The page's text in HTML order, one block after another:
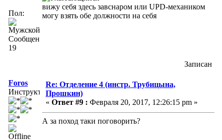
Пол:
Сообщений:
19
вижу себя здесь завснаром или UPD-механиком
могу взять обе должности на себя
Записан
Foros
Инструктор
Re: Отделение 4 (инстр. Трубицына,
Прошкин)
« Ответ #9 : Февраля 20, 2017, 12:26:15 pm »
А за поход таки поговорить?